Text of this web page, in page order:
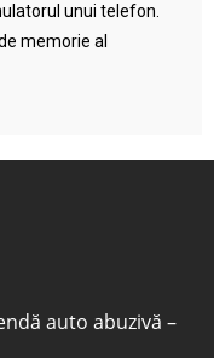
unui telefon.
memorie al
auto abuzivă –